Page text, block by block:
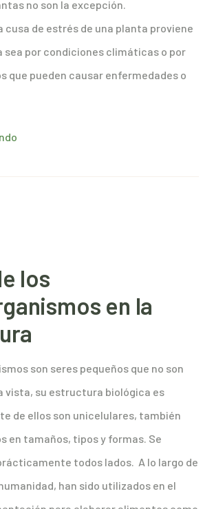
no son la excepción.
cusa de estrés de una planta proviene
sea por condiciones climáticas o por
que pueden causar enfermedades o
los
en la
son seres pequeños que no son
vista, su estructura biológica es
de ellos son unicelulares, también
en tamaños, tipos y formas. Se
todos lados. A lo largo de
han sido utilizados en el